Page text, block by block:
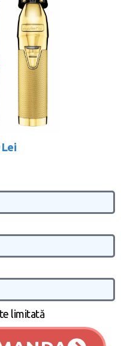
Lei
limitată